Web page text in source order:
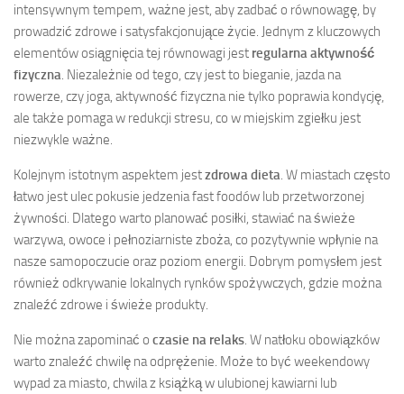
intensywnym tempem, ważne jest, aby zadbać o równowagę, by
prowadzić zdrowe i satysfakcjonujące życie. Jednym z kluczowych
elementów osiągnięcia tej równowagi jest regularna aktywność
fizyczna. Niezależnie od tego, czy jest to bieganie, jazda na
rowerze, czy joga, aktywność fizyczna nie tylko poprawia kondycję,
ale także pomaga w redukcji stresu, co w miejskim zgiełku jest
niezwykle ważne.
Kolejnym istotnym aspektem jestzdrowa dieta. W miastach często
łatwo jest ulec pokusie jedzenia fast foodów lub przetworzonej
żywności. Dlatego warto planować posiłki, stawiać na świeże
warzywa, owoce i pełnoziarniste zboża, co pozytywnie wpłynie na
nasze samopoczucie oraz poziom energii. Dobrym pomysłem jest
również odkrywanie lokalnych rynków spożywczych, gdzie można
znaleźć zdrowe i świeże produkty.
Nie można zapominać o czasie na relaks. W natłoku obowiązków
warto znaleźć chwilę na odprężenie. Może to być weekendowy
wypad za miasto, chwila z książką w ulubionej kawiarni lub